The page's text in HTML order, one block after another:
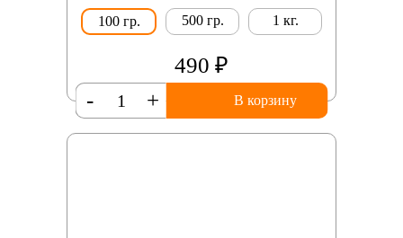
100 гр. 500 гр. 1 кг.
490 ₽
+
- В корзину